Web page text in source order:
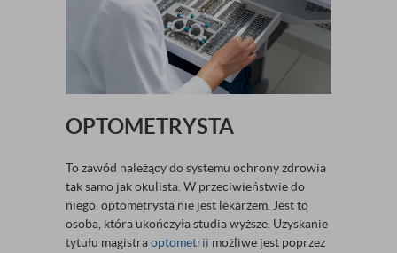
OPTOMETRYSTA
To zawód należący do systemu ochrony zdrowia
tak samo jak okulista. W przeciwieństwie do
niego, optometrysta nie jest lekarzem. Jest to
osoba, która ukończyła studia wyższe. Uzyskanie
tytułu magistraoptometrii możliwe jest poprzez